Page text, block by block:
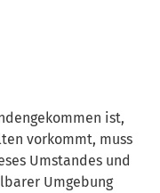
ist,
vorkommt, muss
Umstandes und
Umgebung